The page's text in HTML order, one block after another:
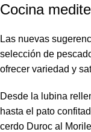
Cocina
Las nuevas
selección de
ofrecer variedad y
Desde la lubina
hasta el pato
cerdo Duroc al